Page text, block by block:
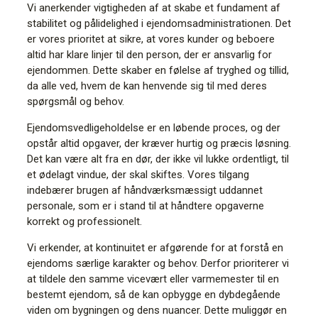
Vi anerkender vigtigheden af at skabe et fundament af
stabilitet og pålidelighed i ejendomsadministrationen. Det
er vores prioritet at sikre, at vores kunder og beboere
altid har klare linjer til den person, der er ansvarlig for
ejendommen. Dette skaber en følelse af tryghed og tillid,
da alle ved, hvem de kan henvende sig til med deres
spørgsmål og behov.
Ejendomsvedligeholdelse er en løbende proces, og der
opstår altid opgaver, der kræver hurtig og præcis løsning.
Det kan være alt fra en dør, der ikke vil lukke ordentligt, til
et ødelagt vindue, der skal skiftes. Vores tilgang
indebærer brugen af håndværksmæssigt uddannet
personale, som er i stand til at håndtere opgaverne
korrekt og professionelt.
Vi erkender, at kontinuitet er afgørende for at forstå en
ejendoms særlige karakter og behov. Derfor prioriterer vi
at tildele den samme vicevært eller varmemester til en
bestemt ejendom, så de kan opbygge en dybdegående
viden om bygningen og dens nuancer. Dette muliggør en